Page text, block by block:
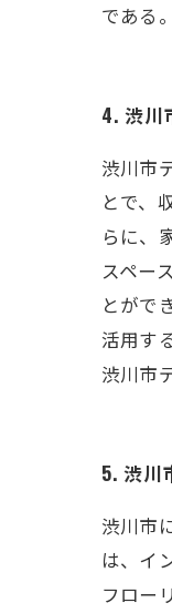
である
4. 渋川
渋川市
とで、
らに、
スペー
とがで
活用す
渋川市
5. 渋川
渋川市
は、イ
フロー